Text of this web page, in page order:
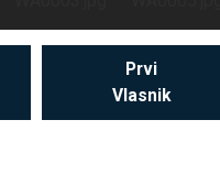
Prvi
Vlasnik